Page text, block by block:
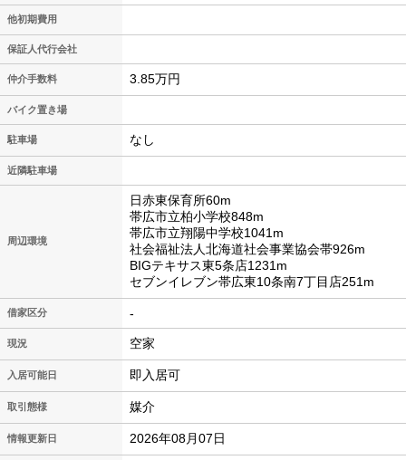
他初期費用
保証人代行会社
仲介手数料 3.85万円
バイク置き場
駐車場 なし
近隣駐車場
周辺環境
日赤東保育所60m
帯広市立柏小学校848m
帯広市立翔陽中学校1041m
社会福祉法人北海道社会事業協会帯926m
BIGテキサス東5条店1231m
セブンイレブン帯広東10条南7丁目店251m
借家区分 -
現況 空家
入居可能日 即入居可
取引態様 媒介
情報更新日 2026年08月07日